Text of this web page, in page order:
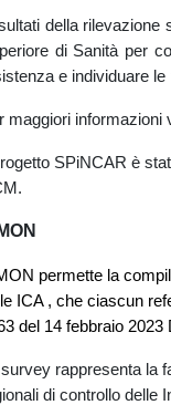
della rilevazione
di Sanità per
e individuare
maggiori informazioni
SPiNCAR è
permette la
ICA , che ciascun
del 14 febbraio
rappresenta la
di controllo delle